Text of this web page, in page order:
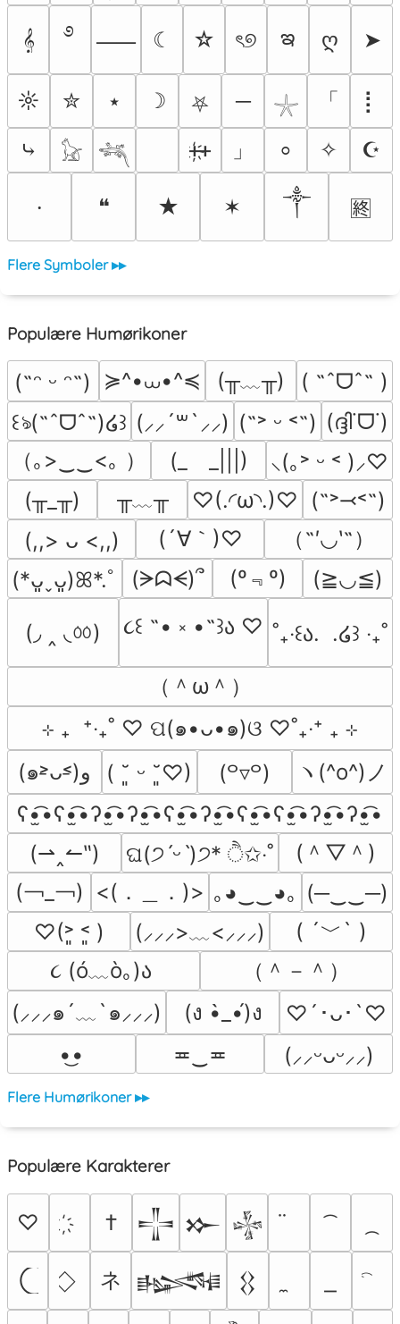
𝄞 ࿔ ⸺ ☾ ☆ ৎ୭ ఇ ღ ➤
☼ ✮ ⭑ ☽ ⛧ ─ 𓇼 「
⡇
⤷
𓃠 𓆈 ᚐ҉ᚐ 」 ⸰ ✧ ☪
⸱ ❝ ★ ✶ ༒ 🈡
Flere Symboler ▸▸
Populære Humørikoner
(˶ᵔ ᵕ ᵔ˶) ≽^•⩊•^≼ (╥﹏╥)
( ˶ˆᗜˆ˵ )
꒰ঌ(˶ˆᗜˆ˵)໒꒱ (⸝⸝´꒳`⸝⸝) (˶˃ ᵕ ˂˶) (ദ്ദി˙ᗜ˙)
（｡>‿‿<｡ ）
(_　_|||)
⸜(｡˃ ᵕ ˂ )⸝♡
(╥_╥)
╥﹏╥ ♡(.◜ω◝.)♡
(˶˃⤙˂˶)
(,,> ᴗ <,,)
(´∀｀)♡
（˶′◡‵˶）
(*ᴗ͈ˬᴗ͈)ꕤ*.ﾟ
(ᗒᗣᗕ)՞ (º﹃º) (≧◡≦)
(◞ ‸ ◟ㆀ) ૮꒰ ˶• ༝ •˶꒱ა ♡ ˚₊‧꒰ა.  .໒꒱ ‧₊˚
（＾ω＾）
⊹ ₊  ⁺‧₊˚ ♡ ପ(๑•ᴗ•๑)ଓ ♡˚₊‧⁺ ₊ ⊹
(๑˃̵ᴗ˂̵)و
( ˘͈ ᵕ ˘͈♡) (꒪▿꒪)
ヽ(^o^)ノ
ʕ•̫͡•ʕ•̫͡•ʔ•̫͡•ʔ•̫͡•ʕ•̫͡•ʔ•̫͡•ʕ•̫͡•ʕ•̫͡•ʔ•̫͡•ʔ•̫͡•
(⇀‸↼‶)
ଘ(੭ˊᵕˋ)੭* ੈ✩‧˚
(＾▽＾)
(￢_￢) <(．＿．)> ｡◕‿‿◕｡ (─‿‿─)
♡(˃͈ ˂͈ )
(⸝⸝⸝>﹏<⸝⸝⸝)
( ´﹀` )
૮ (ó﹏ò｡)ა
（＾－＾）
(⸝⸝⸝๑´﹏`๑⸝⸝⸝)
(ง •̀_•́)ง
♡´･ᴗ･`♡
•͜•
≖‿≖ (⸝⸝ᵕᴗᵕ⸝⸝)
Flere Humørikoner ▸▸
Populære Karakterer
♡ † 𒋲 𒁍 𒈔
ネ 𒈙 𒌐